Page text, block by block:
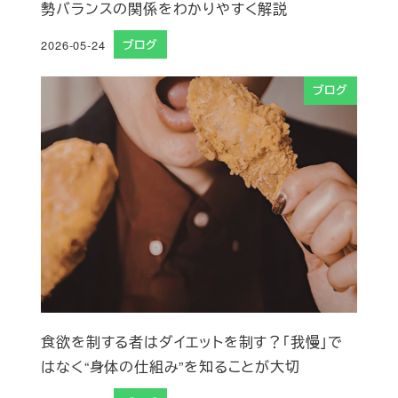
勢バランスの関係をわかりやすく解説
投稿日
2026-05-24 ブログ
ブログ
食欲を制する者はダイエットを制す？「我慢」で
はなく“身体の仕組み”を知ることが大切